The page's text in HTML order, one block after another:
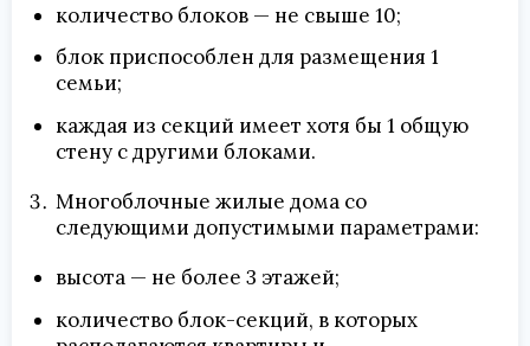
количество блоков — не свыше 10;
блок приспособлен для размещения 1
семьи;
каждая из секций имеет хотя бы 1 общую
стену с другими блоками.
Многоблочные жилые дома со
следующими допустимыми параметрами:
высота — не более 3 этажей;
количество блок-секций, в которых